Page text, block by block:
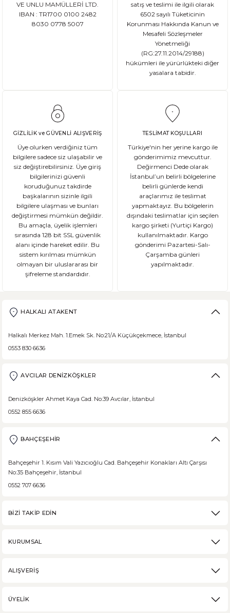
VE UNLU MAMÜLLERİ LTD.
IBAN : TR1700 0100 2482
8030 0778 5007
satış ve teslimi ile ilgili olarak
6502 sayılı Tüketicinin
Korunması Hakkında Kanun ve
Mesafeli Sözleşmeler
Yönetmeliği
(RG:27.11.2014/29188)
hükümleri ile yürürlükteki diğer
yasalara tabidir.
GİZLİLİK ve GÜVENLİ ALIŞVERİŞ
Üye olurken verdiğiniz tüm
bilgilere sadece siz ulaşabilir ve
siz değiştirebilirsiniz. Üye giriş
bilgilerinizi güvenli
koruduğunuz takdirde
başkalarının sizinle ilgili
bilgilere ulaşması ve bunları
değiştirmesi mümkün değildir.
Bu amaçla, üyelik işlemleri
sırasında 128 bit SSL güvenlik
alanı içinde hareket edilir. Bu
sistem kırılması mümkün
olmayan bir uluslararası bir
şifreleme standardıdır.
TESLİMAT KOŞULLARI
Türkiye'nin her yerine kargo ile
gönderimimiz mevcuttur.
Değirmenci Dede olarak
İstanbul’un belirli bölgelerine
belirli günlerde kendi
araçlarımız ile teslimat
yapmaktayız. Bu bölgelerin
dışındaki teslimatlar için seçilen
kargo şirketi (Yurtiçi Kargo)
kullanılmaktadır. Kargo
gönderimi Pazartesi-Salı-
Çarşamba günleri
yapılmaktadır.
HALKALI ATAKENT
Halkalı Merkez Mah. 1.Emek Sk. No:21/A Küçükçekmece, İstanbul
0553 830 6636
AVCILAR DENİZKÖŞKLER
Denizköşkler Ahmet Kaya Cad. No:39 Avcılar, İstanbul
0552 855 6636
BAHÇEŞEHİR
Bahçeşehir 1. Kısım Vali Yazıcıoğlu Cad. Bahçeşehir Konakları Altı Çarşısı
No:35 Bahçeşehir, İstanbul
0552 707 6636
BİZİ TAKİP EDİN
KURUMSAL
ALIŞVERİŞ
ÜYELİK